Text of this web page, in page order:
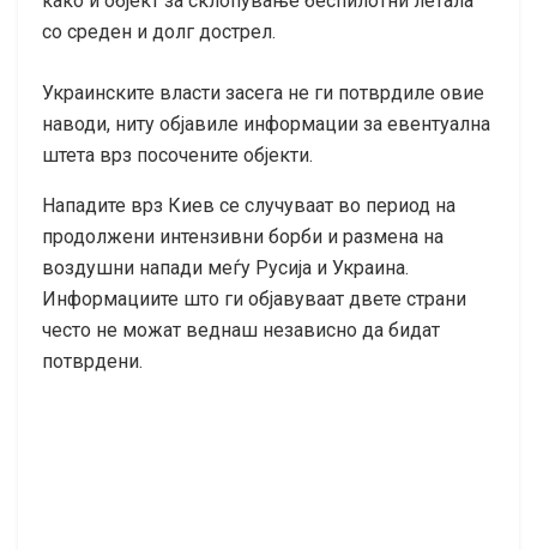
со среден и долг дострел.
Украинските власти засега не ги потврдиле овие
наводи, ниту објавиле информации за евентуална
штета врз посочените објекти.
Нападите врз Киев се случуваат во период на
продолжени интензивни борби и размена на
воздушни напади меѓу Русија и Украина.
Информациите што ги објавуваат двете страни
често не можат веднаш независно да бидат
потврдени.